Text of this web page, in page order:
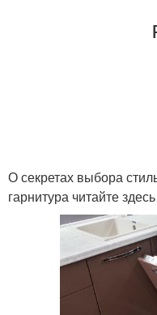
О секретах выбора
гарнитура читайте здесь